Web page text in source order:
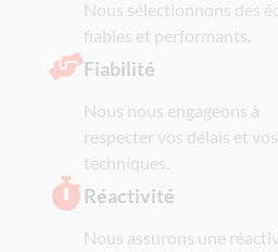
Nous sélectionnons des
fiables et performants.
Fiabilité
Nous nous engageons à
respecter vos délais et
techniques.
Réactivité
Nous assurons une